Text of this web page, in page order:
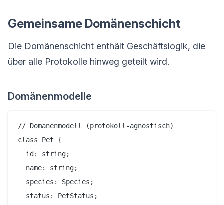
Gemeinsame Domänenschicht
Die Domänenschicht enthält Geschäftslogik, die
über alle Protokolle hinweg geteilt wird.
Domänenmodelle
// Domänenmodell (protokoll-agnostisch)
class Pet {
  id: string;
  name: string;
  species: Species;
  status: PetStatus;